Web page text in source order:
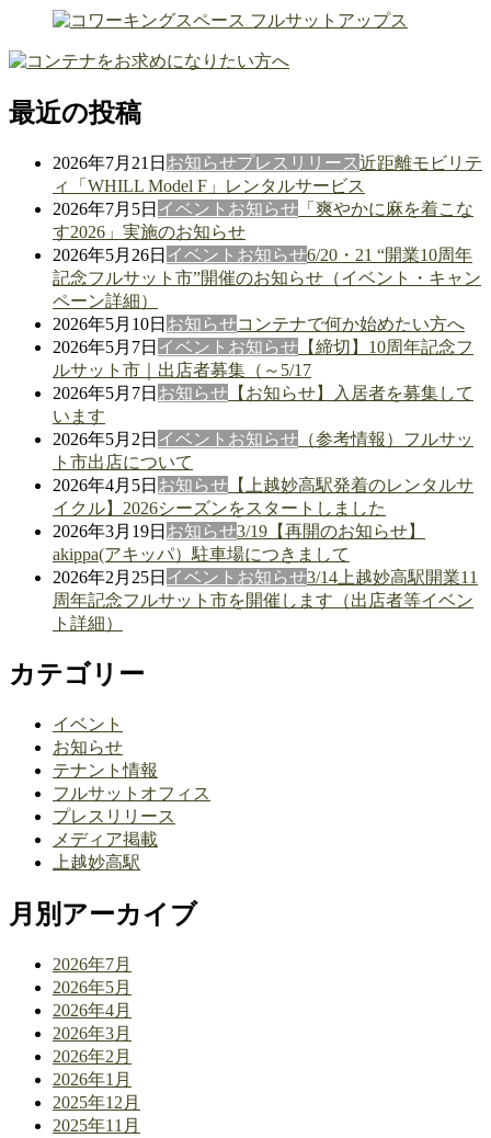
最近の投稿
2026年7月21日 お知らせプレスリリース近距離モビリテ
ィ「WHILL Model F」レンタルサービス
2026年7月5日 イベント お知らせ 「爽やかに麻を着こな
す2026」実施のお知らせ
2026年5月26日 イベント お知らせ6/20・21 “開業10周年
記念フルサット市”開催のお知らせ（イベント・キャン
ペーン詳細）
2026年5月10日 お知らせコンテナで何か始めたい方へ
2026年5月7日 イベント お知らせ 【締切】10周年記念フ
ルサット市｜出店者募集（～5/17
2026年5月7日 お知らせ 【お知らせ】入居者を募集して
います
2026年5月2日 イベント お知らせ （参考情報）フルサッ
ト市出店について
2026年4月5日 お知らせ 【上越妙高駅発着のレンタルサ
イクル】2026シーズンをスタートしました
2026年3月19日 お知らせ3/19【再開のお知らせ】
akippa(アキッパ）駐車場につきまして
2026年2月25日 イベント お知らせ3/14上越妙高駅開業11
周年記念フルサット市を開催します（出店者等イベン
ト詳細）
カテゴリー
イベント
お知らせ
テナント情報
フルサットオフィス
プレスリリース
メディア掲載
上越妙高駅
月別アーカイブ
2026年7月
2026年5月
2026年4月
2026年3月
2026年2月
2026年1月
2025年12月
2025年11月